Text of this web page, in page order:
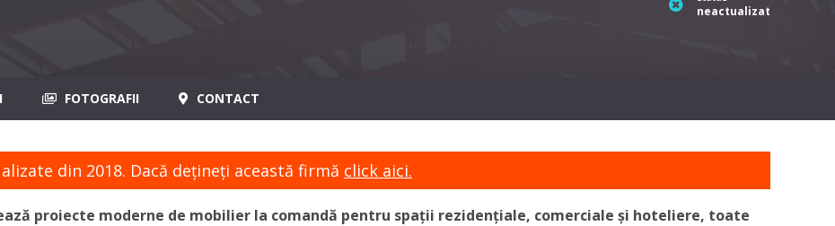
neactualizat
FOTOGRAFII CONTACT
din 2018. Dacă dețineți această firmă click aici.
proiecte moderne de mobilier la comandă pentru spații rezidențiale, comerciale și hoteliere, toate